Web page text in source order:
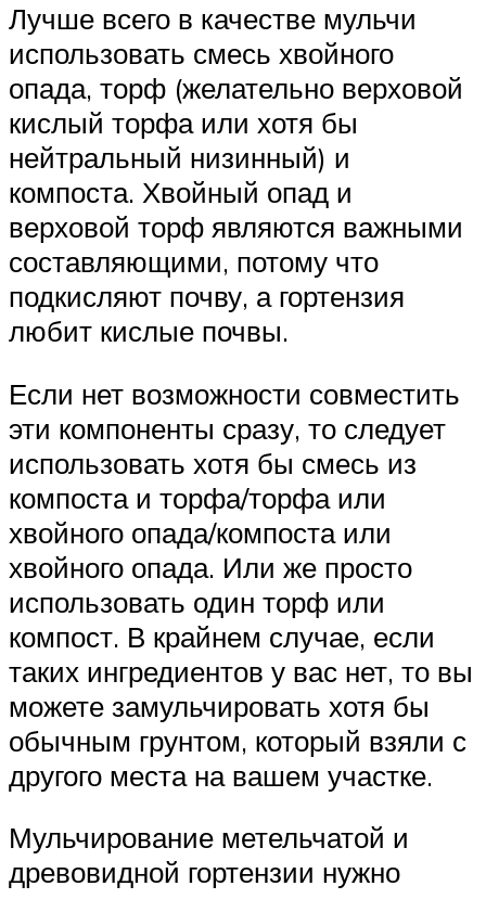
Лучше всего в качестве мульчи
использовать смесь хвойного
опада, торф (желательно верховой
кислый торфа или хотя бы
нейтральный низинный) и
компоста. Хвойный опад и
верховой торф являются важными
составляющими, потому что
подкисляют почву, а гортензия
любит кислые почвы.
Если нет возможности совместить
эти компоненты сразу, то следует
использовать хотя бы смесь из
компоста и торфа/торфа или
хвойного опада/компоста или
хвойного опада. Или же просто
использовать один торф или
компост. В крайнем случае, если
таких ингредиентов у вас нет, то вы
можете замульчировать хотя бы
обычным грунтом, который взяли с
другого места на вашем участке.
Мульчирование метельчатой и
древовидной гортензии нужно